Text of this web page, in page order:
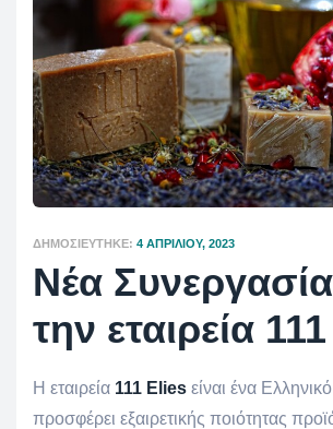
ΔΗΜΟΣΙΕΎΤΗΚΕ: 4 ΑΠΡΙΛΊΟΥ, 2023
Νέα
την εταιρεία
Η εταιρεία 111 Elies είναι ένα
προσφέρει εξαιρετικής ποιότητας